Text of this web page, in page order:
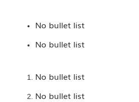
No bullet list
No bullet list
No bullet list
No bullet list